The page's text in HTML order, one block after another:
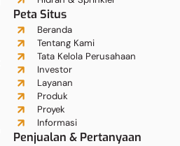
Peta Situs
Beranda
Tentang Kami
Tata Kelola Perusahaan
Investor
Layanan
Produk
Proyek
Informasi
Penjualan & Pertanyaan